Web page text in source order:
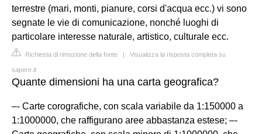
terrestre (mari, monti, pianure, corsi d'acqua ecc.) vi sono
segnate le vie di comunicazione, nonché luoghi di
particolare interesse naturale, artistico, culturale ecc.
Richiesta di rimozione della fonte | Visualizza la risposta completa su
sapere.it
Quante dimensioni ha una carta geografica?
–- Carte corografiche, con scala variabile da 1:150000 a
1:1000000, che raffigurano aree abbastanza estese; –-